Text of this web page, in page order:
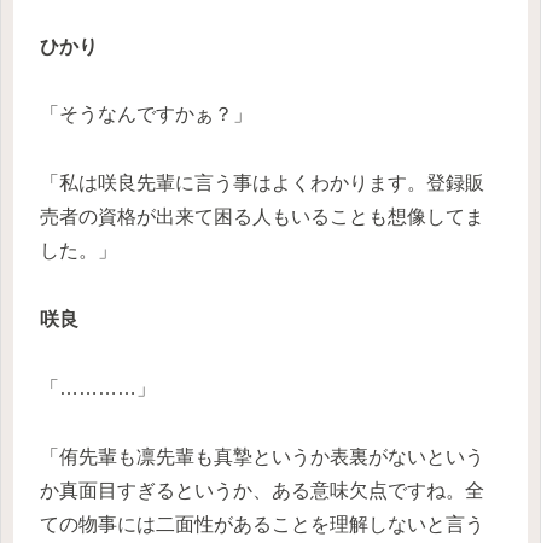
ひかり
「そうなんですかぁ？」
「私は咲良先輩に言う事はよくわかります。登録販
売者の資格が出来て困る人もいることも想像してま
した。」
咲良
「…………」
「侑先輩も凛先輩も真摯というか表裏がないという
か真面目すぎるというか、ある意味欠点ですね。全
ての物事には二面性があることを理解しないと言う